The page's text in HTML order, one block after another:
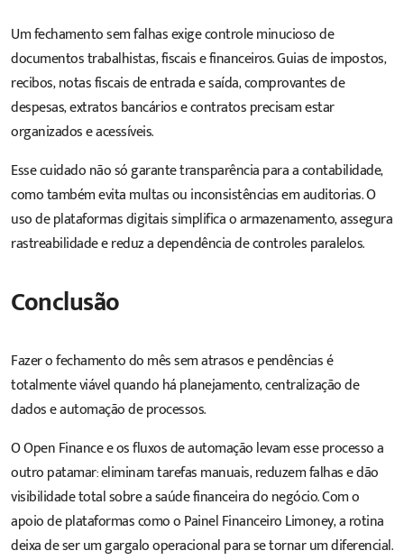
Um fechamento sem falhas exige controle minucioso de
documentos trabalhistas, fiscais e financeiros. Guias de impostos,
recibos, notas fiscais de entrada e saída, comprovantes de
despesas, extratos bancários e contratos precisam estar
organizados e acessíveis.
Esse cuidado não só garante transparência para a contabilidade,
como também evita multas ou inconsistências em auditorias. O
uso de plataformas digitais simplifica o armazenamento, assegura
rastreabilidade e reduz a dependência de controles paralelos.
Conclusão
Fazer o fechamento do mês sem atrasos e pendências é
totalmente viável quando há planejamento, centralização de
dados e automação de processos.
O Open Finance e os fluxos de automação levam esse processo a
outro patamar: eliminam tarefas manuais, reduzem falhas e dão
visibilidade total sobre a saúde financeira do negócio. Com o
apoio de plataformas como o Painel Financeiro Limoney, a rotina
deixa de ser um gargalo operacional para se tornar um diferencial.